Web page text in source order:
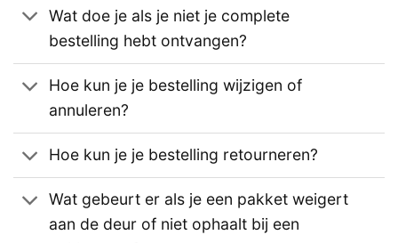
Wat doe je als je niet je complete
bestelling hebt ontvangen?
Hoe kun je je bestelling wijzigen of
annuleren?
Hoe kun je je bestelling retourneren?
Wat gebeurt er als je een pakket weigert
aan de deur of niet ophaalt bij een